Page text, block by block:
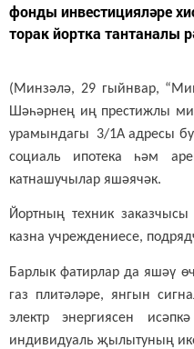
фонды инвестицияләре
торак йортка тантаналы
(Минзәлә, 29 гыйнвар,
Шәһәрнең иң престижлы
урамындагы 3/1А адресы
социаль ипотека һәм
катнашучылар яшәячәк.
Йортның техник заказчысы
казна учреждениесе,
Барлык фатирлар да яшәү
газ плитәләре, янгын
электр энергиясен
индивидуаль җылытуның